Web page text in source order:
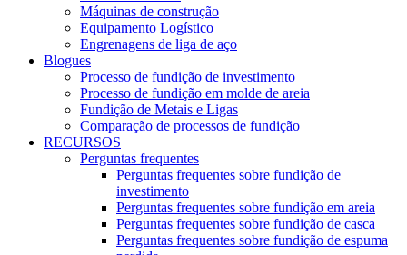
Máquinas de construção
Equipamento Logístico
Engrenagens de liga de aço
Blogues
Processo de fundição de investimento
Processo de fundição em molde de areia
Fundição de Metais e Ligas
Comparação de processos de fundição
RECURSOS
Perguntas frequentes
Perguntas frequentes sobre fundição de
investimento
Perguntas frequentes sobre fundição em areia
Perguntas frequentes sobre fundição de casca
Perguntas frequentes sobre fundição de espuma